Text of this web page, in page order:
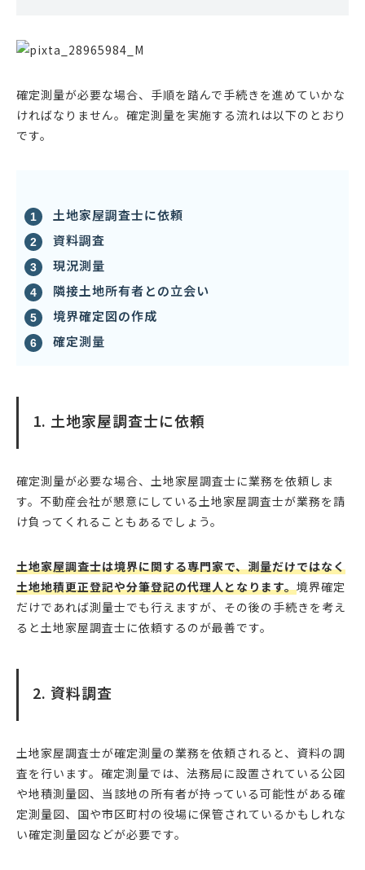
確定測量が必要な場合、手順を踏んで手続きを進めていかな
ければなりません。確定測量を実施する流れは以下のとおり
です。
土地家屋調査士に依頼
資料調査
現況測量
隣接土地所有者との立会い
境界確定図の作成
確定測量
1. 土地家屋調査士に依頼
確定測量が必要な場合、土地家屋調査士に業務を依頼しま
す。不動産会社が懇意にしている土地家屋調査士が業務を請
け負ってくれることもあるでしょう。
土地家屋調査士は境界に関する専門家で、測量だけではなく
土地地積更正登記や分筆登記の代理人となります。境界確定
だけであれば測量士でも行えますが、その後の手続きを考え
ると土地家屋調査士に依頼するのが最善です。
2. 資料調査
土地家屋調査士が確定測量の業務を依頼されると、資料の調
査を行います。確定測量では、法務局に設置されている公図
や地積測量図、当該地の所有者が持っている可能性がある確
定測量図、国や市区町村の役場に保管されているかもしれな
い確定測量図などが必要です。